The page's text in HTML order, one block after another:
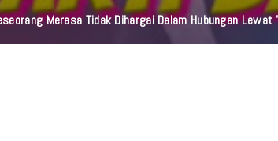
Merasa Tidak Dihargai Dalam Hubungan Lewat